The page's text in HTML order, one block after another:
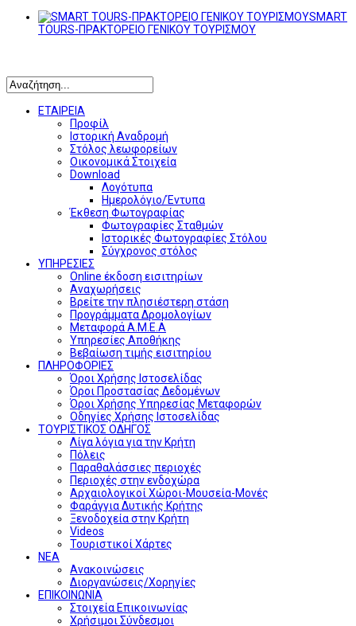
SMART
TOURS-ΠΡΑΚΤΟΡΕΙΟ ΓΕΝΙΚΟΥ ΤΟΥΡΙΣΜΟΥ
ΕΤΑΙΡΕΙΑ
Προφίλ
Ιστορική Αναδρομή
Στόλος λεωφορείων
Οικονομικά Στοιχεία
Download
Λογότυπα
Ημερολόγιο/Έντυπα
Έκθεση Φωτογραφίας
Φωτογραφίες Σταθμών
Ιστορικές Φωτογραφίες Στόλου
Σύγχρονος στόλος
ΥΠΗΡΕΣΙΕΣ
Online έκδοση εισιτηρίων
Αναχωρήσεις
Βρείτε την πλησιέστερη στάση
Προγράμματα Δρομολογίων
Μεταφορά Α.Μ.Ε.Α
Υπηρεσίες Αποθήκης
Βεβαίωση τιμής εισιτηρίου
ΠΛΗΡΟΦΟΡΙΕΣ
Όροι Χρήσης Ιστοσελίδας
Όροι Προστασίας Δεδομένων
Όροι Χρήσης Υπηρεσίας Μεταφορών
Οδηγίες Χρήσης Ιστοσελίδας
ΤΟΥΡΙΣΤΙΚΟΣ ΟΔΗΓΟΣ
Λίγα λόγια για την Κρήτη
Πόλεις
Παραθαλάσσιες περιοχές
Περιοχές στην ενδοχώρα
Αρχαιολογικοί Χώροι-Μουσεία-Μονές
Φαράγγια Δυτικής Κρήτης
Ξενοδοχεία στην Κρήτη
Videos
Τουριστικοί Χάρτες
ΝΕΑ
Ανακοινώσεις
Διοργανώσεις/Χορηγίες
ΕΠΙΚΟΙΝΩΝΙΑ
Στοιχεία Επικοινωνίας
Χρήσιμοι Σύνδεσμοι